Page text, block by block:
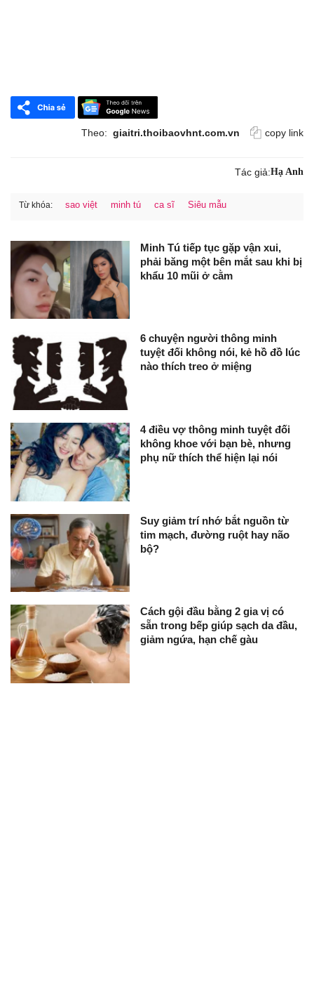
Theo: giaitri.thoibaovhnt.com.vn copy link
Tác giả:Hạ Anh
Từ khóa: sao việt minh tú ca sĩ Siêu mẫu
Minh Tú tiếp tục gặp vận xui,
phải băng một bên mắt sau khi bị
khẩu 10 mũi ở cằm
6 chuyện người thông minh
tuyệt đối không nói, kẻ hồ đồ lúc
nào thích treo ở miệng
4 điều vợ thông minh tuyệt đối
không khoe với bạn bè, nhưng
phụ nữ thích thể hiện lại nói
Suy giảm trí nhớ bắt nguồn từ
tim mạch, đường ruột hay não
bộ?
Cách gội đầu bằng 2 gia vị có
sẵn trong bếp giúp sạch da đầu,
giảm ngứa, hạn chế gàu